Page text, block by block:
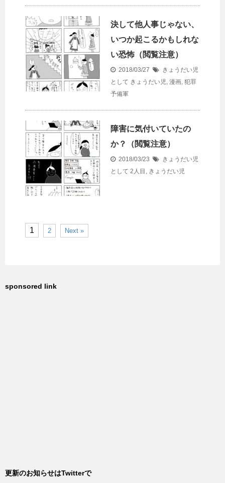
決して他人事じゃない、
いつか起こるかもしれな
い恐怖（閲覧注意）
2018/03/27
きょうだい児
として きょうだい児, 漫画, 犯罪
予備軍
障害に気付いていたの
か？（閲覧注意）
2018/03/23
きょうだい児
として 2人目 , きょうだい児
1 2 Next »
sponsored link
更新のお知らせはTwitterで